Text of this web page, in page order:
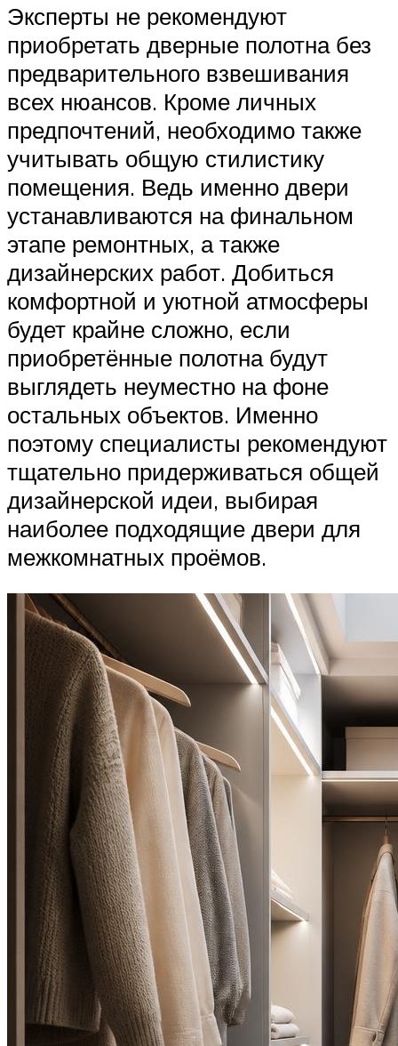
Эксперты не рекомендуют
приобретать дверные полотна без
предварительного взвешивания
всех нюансов. Кроме личных
предпочтений, необходимо также
учитывать общую стилистику
помещения. Ведь именно двери
устанавливаются на финальном
этапе ремонтных, а также
дизайнерских работ. Добиться
комфортной и уютной атмосферы
будет крайне сложно, если
приобретённые полотна будут
выглядеть неуместно на фоне
остальных объектов. Именно
поэтому специалисты рекомендуют
тщательно придерживаться общей
дизайнерской идеи, выбирая
наиболее подходящие двери для
межкомнатных проёмов.